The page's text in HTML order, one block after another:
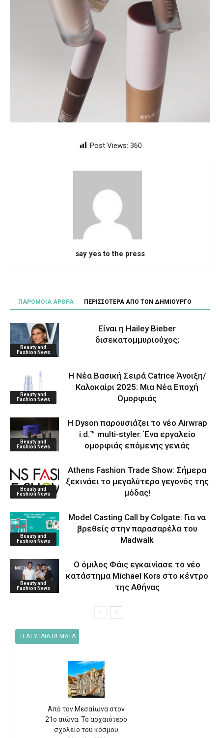
Post Views: 360
say yes to the press
ΠΑΡΟΜΟΙΑ ΑΡΘΡΑ ΠΕΡΙΣΣΟΤΕΡΑ ΑΠΟ ΤΟΝ ΔΗΜΙΟΥΡΓΟ
Beauty and
Fashion News
Είναι η Hailey Bieber
δισεκατομμυριούχος;
Beauty and
Fashion News
Η Νέα Βασική Σειρά Catrice Άνοιξη/
Καλοκαίρι 2025: Μια Νέα Εποχή
Ομορφιάς
Beauty and
Fashion News
Η Dyson παρουσιάζει το νέο Airwrap
i.d.™ multi-styler: Ένα εργαλείο
ομορφιάς επόμενης γενιάς
Beauty and
Fashion News
Athens Fashion Trade Show: Σήμερα
ξεκινάει το μεγαλύτερο γεγονός της
μόδας!
Beauty and
Fashion News
Model Casting Call by Colgate: Για να
βρεθείς στην παρασαρέλα του
Μadwalk
Beauty and
Fashion News
O όμιλος Φάις εγκαινίασε το νέο
κατάστημα Michael Kors στο κέντρο
της Αθήνας
ΤΕΛΕΥΤΑΙΑ ΘΕΜΑΤΑ
Από τον Μεσαίωνα στον
21ο αιώνα: Το αρχαιότερο
σχολείο του κόσμου